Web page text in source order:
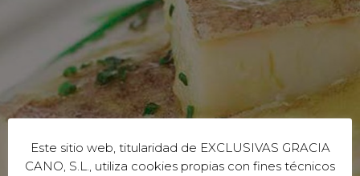
Este sitio web, titularidad de EXCLUSIVAS GRACIA
CANO, S.L., utiliza cookies propias con fines técnicos